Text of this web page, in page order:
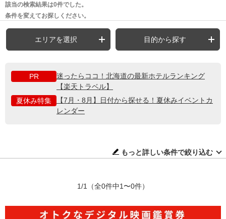
該当の検索結果は0件でした。
条件を変えてお探しください。
エリアを選択 目的から探す
PR
迷ったらココ！北海道の最新ホテルランキング
【楽天トラベル】
夏休み特集
【7月・8月】日付から探せる！夏休みイベントカ
レンダー
もっと詳しい条件で絞り込む
1/1 （全0件中1〜0件）